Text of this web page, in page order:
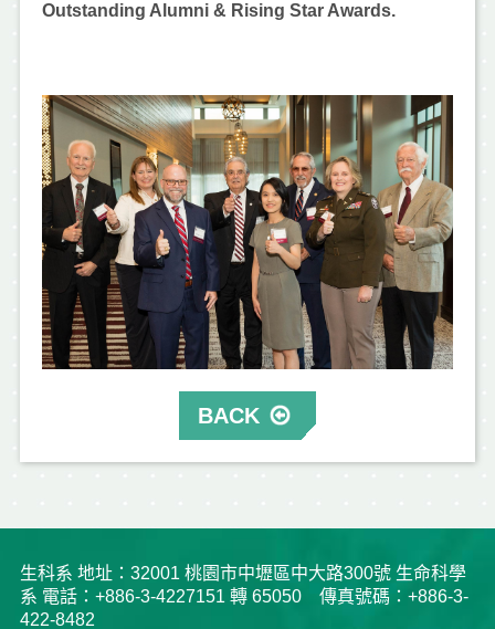
Outstanding Alumni & Rising Star Awards.
BACK
生科系 地址：32001 桃園市中壢區中大路300號 生命科學
系 電話：+886-3-4227151 轉 65050 傳真號碼：+886-3-
422-8482